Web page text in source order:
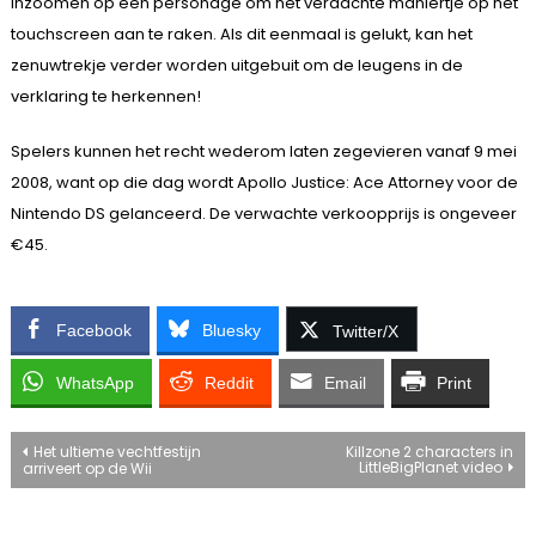
touchscreen aan te raken. Als dit eenmaal is gelukt, kan het
zenuwtrekje verder worden uitgebuit om de leugens in de
verklaring te herkennen!
Spelers kunnen het recht wederom laten zegevieren vanaf 9 mei
2008, want op die dag wordt Apollo Justice: Ace Attorney voor de
Nintendo DS gelanceerd. De verwachte verkoopprijs is ongeveer
€45.
Facebook Bluesky Twitter/X
WhatsApp Reddit Email Print
Bericht
Het ultieme vechtfestijn
arriveert op de Wii
Killzone 2 characters in
LittleBigPlanet video